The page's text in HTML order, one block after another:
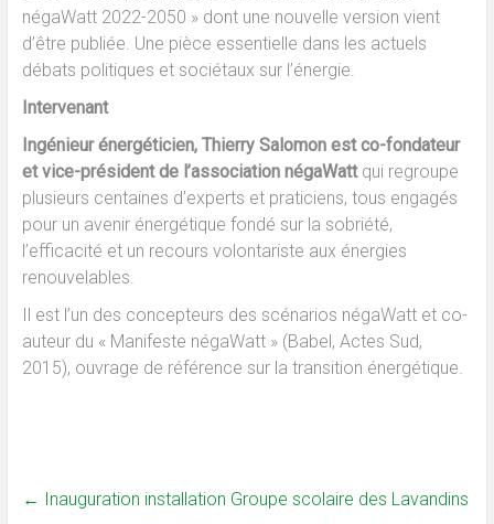
négaWatt 2022-2050 » dont une nouvelle version vient
d’être publiée. Une pièce essentielle dans les actuels
débats politiques et sociétaux sur l’énergie.
Intervenant
Ingénieur énergéticien, Thierry Salomon est co-fondateur
et vice-président de l’association négaWattqui regroupe
plusieurs centaines d’experts et praticiens, tous engagés
pour un avenir énergétique fondé sur la sobriété,
l’efficacité et un recours volontariste aux énergies
renouvelables.
Il est l’un des concepteurs des scénarios négaWatt et co-
auteur du « Manifeste négaWatt » (Babel, Actes Sud,
2015), ouvrage de référence sur la transition énergétique.
← Inauguration installation Groupe scolaire des Lavandins